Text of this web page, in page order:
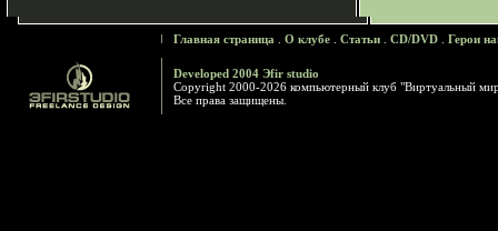
Главная страница О клубе. Статьи. CD/DVD. Герои
Developed 2004 Эfir studio
Copyright 2000-2026 компьютерный клуб "Виртуальный
Все права защищены.